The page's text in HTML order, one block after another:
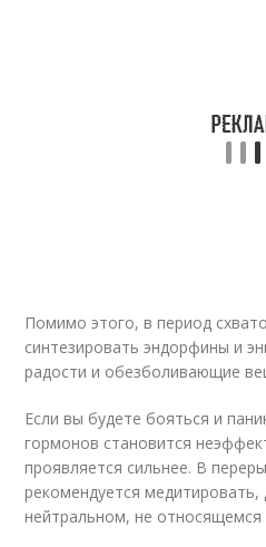
Помимо этого, в период
синтезировать эндорфины и
радости и обезболивающие
Если вы будете бояться и
гормонов становится
проявляется сильнее. В
рекомендуется
нейтральном, не относящемся